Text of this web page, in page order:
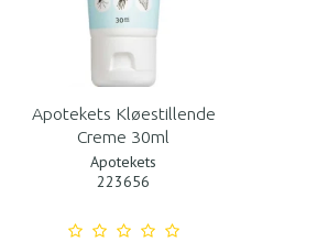
Apotekets Kløestillende
Creme 30ml
Apotekets
223656